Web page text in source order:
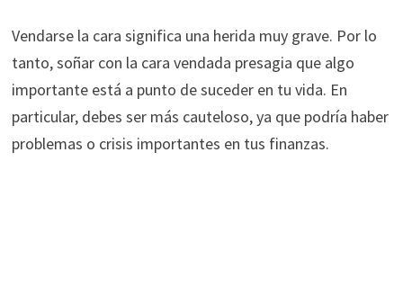
Vendarse la cara significa una herida muy grave. Por lo
tanto, soñar con la cara vendada presagia que algo
importante está a punto de suceder en tu vida. En
particular, debes ser más cauteloso, ya que podría haber
problemas o crisis importantes en tus finanzas.